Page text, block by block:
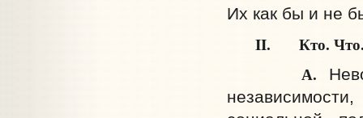
Их как бы и не
II. Кто.
А.